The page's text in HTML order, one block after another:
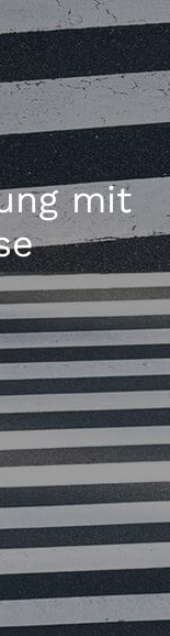
mit